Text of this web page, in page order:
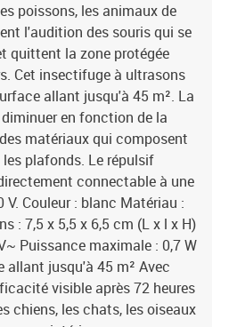
poissons, les animaux de
l'audition des souris qui se
quittent la zone protégée
Cet insectifuge à ultrasons
allant jusqu'à 45 m². La
en fonction de la
matériaux qui composent
plafonds. Le répulsif
connectable à une
Couleur : blanc Matériau :
: 7,5 x 5,5 x 6,5 cm (L x l x H)
Puissance maximale : 0,7 W
allant jusqu'à 45 m² Avec
visible après 72 heures
chiens, les chats, les oiseaux